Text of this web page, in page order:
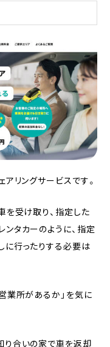
リングサービスです。
を受け取り、指定した
タカーのように、指定
に行ったりする必要は
業所があるか」を気に
り合いの家で車を返却